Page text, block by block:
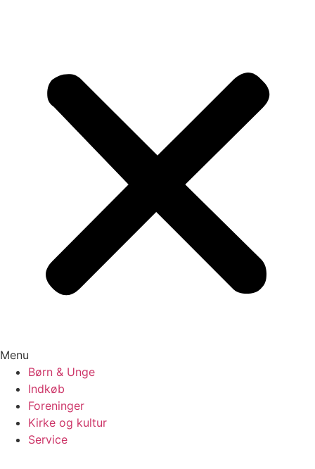
Menu
Børn & Unge
Indkøb
Foreninger
Kirke og kultur
Service